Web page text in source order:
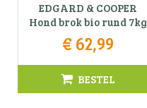
EDGARD & COOPER
Hond brok bio rund 7kg
€ 62,99
BESTEL